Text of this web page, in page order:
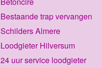
Bestaande trap vervangen
Schilders Almere
Loodgieter Hilversum
24 uur service loodgieter